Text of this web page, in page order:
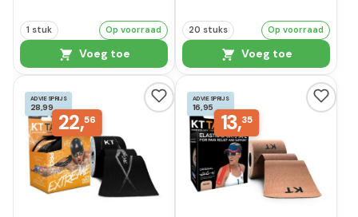
1 stuk Op voorraad
Voeg toe
20 stuks Op voorraad
Voeg toe
ADVIESPRIJS
28,99
22,56
ADVIESPRIJS
16,95
13,35